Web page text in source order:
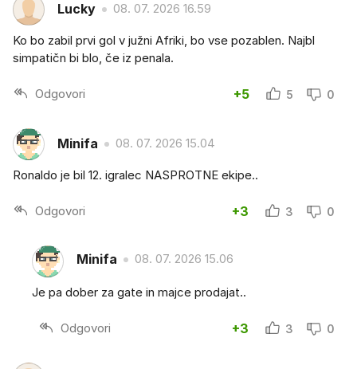
Lucky 08. 07. 2026 16.59
Ko bo zabil prvi gol v južni Afriki, bo vse pozablen. Najbl
simpatičn bi blo, če iz penala.
Odgovori +5 5 0
Minifa 08. 07. 2026 15.04
Ronaldo je bil 12. igralec NASPROTNE ekipe..
Odgovori +3 3 0
Minifa 08. 07. 2026 15.06
Je pa dober za gate in majce prodajat..
Odgovori +3 3 0